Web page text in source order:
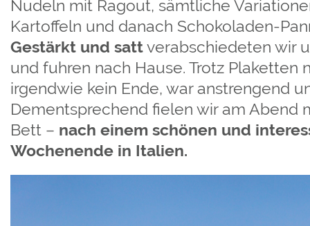
Nudeln mit Ragout, sämtliche
Kartoffeln und danach Schokoladen-
Gestärkt und sattverabschiedeten wir
und fuhren nach Hause. Trotz Plaketten
irgendwie kein Ende, war anstrengend
Dementsprechend fielen wir am Abend
Bett – nach einem schönen und
Wochenende in Italien.